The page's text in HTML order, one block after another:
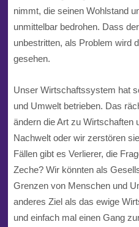
nimmt, die seinen Wohlstand
unmittelbar bedrohen. Dass
unbestritten, als Problem wird
gesehen.
Unser Wirtschaftssystem hat
und Umwelt betrieben. Das
ändern die Art zu Wirtschaften
Nachwelt oder wir zerstören
Fällen gibt es Verlierer, die
Zeche? Wir könnten als
Grenzen von Menschen und
anderes Ziel als das ewige
und einfach mal einen Gang